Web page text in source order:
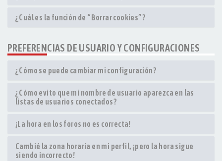
¿Cuál es la función de “Borrar cookies”?
PREFERENCIAS DE USUARIO Y CONFIGURACIONES
¿Cómo se puede cambiar mi configuración?
¿Cómo evito que mi nombre de usuario aparezca en las
listas de usuarios conectados?
¡La hora en los foros no es correcta!
Cambié la zona horaria en mi perfil, ¡pero la hora sigue
siendo incorrecto!